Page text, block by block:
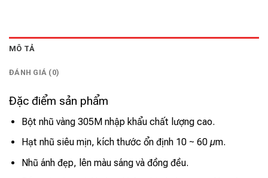
MÔ TẢ
ĐÁNH GIÁ (0)
Đặc điểm sản phẩm
Bột nhũ vàng 305M nhập khẩu chất lượng cao.
Hạt nhũ siêu mịn, kích thước ổn định 10 ~ 60 µm.
Nhũ ánh đẹp, lên màu sáng và đồng đều.